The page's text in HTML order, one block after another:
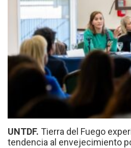
UNTDF. Tierra del Fuego
tendencia al envejecimiento